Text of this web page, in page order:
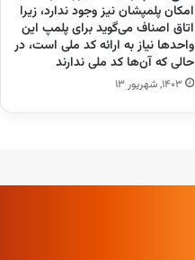
امکان پلمپشان نیز وجود ندارد، زیرا
اتاق اصناف می‌گوید برای پلمپ این
واحد‌ها نیاز به ارائه کد ملی است، در
حالی که آن‌ها کد ملی ندارند
۱۴۰۳, شهریور ۱۳